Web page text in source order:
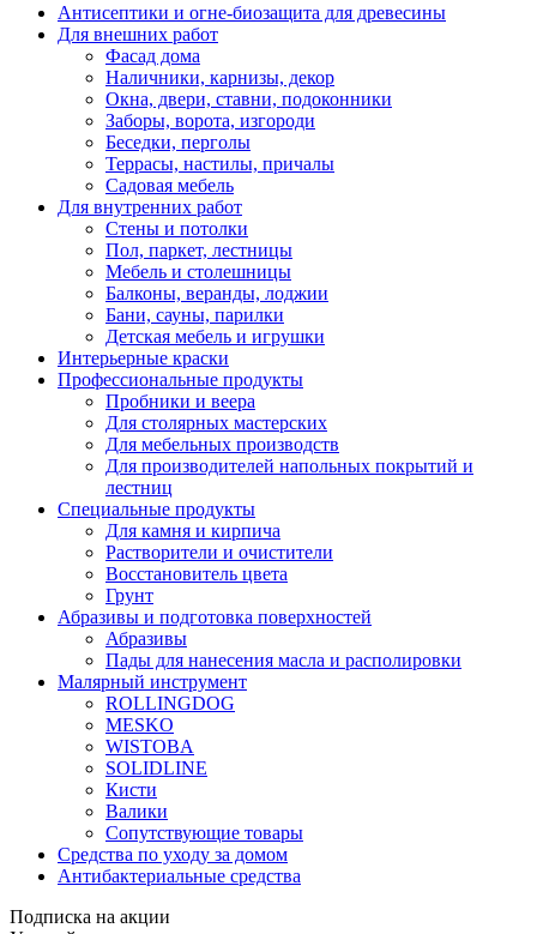
Антисептики и огне-биозащита для древесины
Для внешних работ
Фасад дома
Наличники, карнизы, декор
Окна, двери, ставни, подоконники
Заборы, ворота, изгороди
Беседки, перголы
Террасы, настилы, причалы
Садовая мебель
Для внутренних работ
Стены и потолки
Пол, паркет, лестницы
Мебель и столешницы
Балконы, веранды, лоджии
Бани, сауны, парилки
Детская мебель и игрушки
Интерьерные краски
Профессиональные продукты
Пробники и веера
Для столярных мастерских
Для мебельных производств
Для производителей напольных покрытий и
лестниц
Специальные продукты
Для камня и кирпича
Растворители и очистители
Восстановитель цвета
Грунт
Абразивы и подготовка поверхностей
Абразивы
Пады для нанесения масла и располировки
Малярный инструмент
ROLLINGDOG
MESKO
WISTOBA
SOLIDLINE
Кисти
Валики
Сопутствующие товары
Средства по уходу за домом
Антибактериальные средства
Подписка на акции